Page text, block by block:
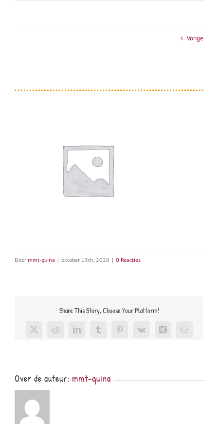
Vorige
Door mmt-quina | oktober 13th, 2020 | 0 Reacties
Share This Story, Choose Your Platform!
X RedditLinkedInTumblrPinterest
Vk Xing
E-
Over de auteur: mmt-quina